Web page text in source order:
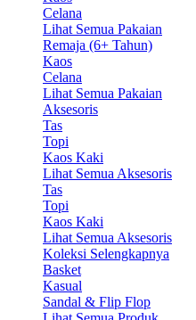
Celana
Lihat Semua Pakaian
Remaja (6+ Tahun)
Kaos
Celana
Lihat Semua Pakaian
Aksesoris
Tas
Topi
Kaos Kaki
Lihat Semua Aksesoris
Tas
Topi
Kaos Kaki
Lihat Semua Aksesoris
Koleksi Selengkapnya
Basket
Kasual
Sandal & Flip Flop